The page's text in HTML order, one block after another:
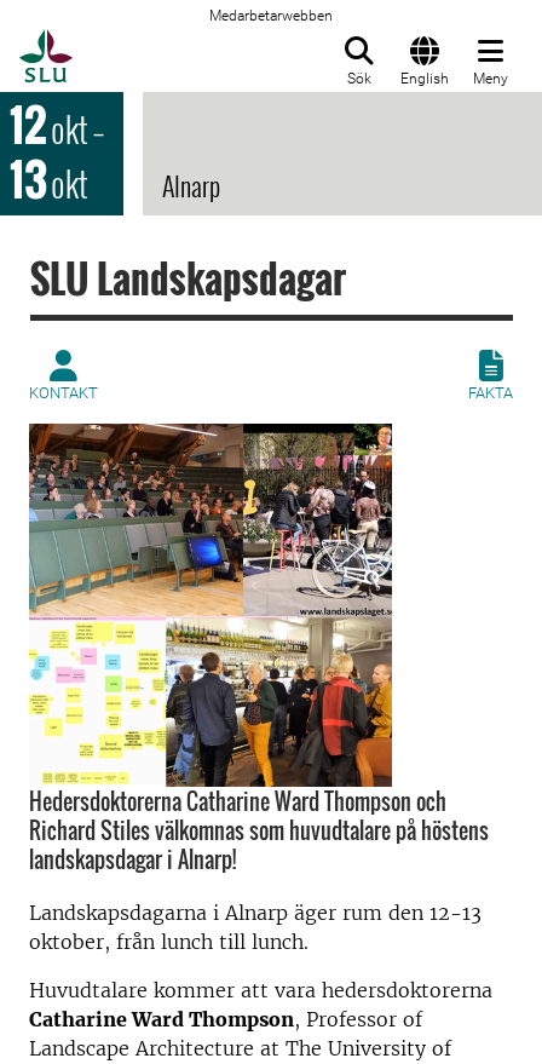
Medarbetarwebben
Sök English Meny
12okt–
13okt Alnarp
SLU Landskapsdagar
KONTAKT FAKTA
Hedersdoktorerna Catharine Ward Thompson och
Richard Stiles välkomnas som huvudtalare på höstens
landskapsdagar i Alnarp!
Landskapsdagarna i Alnarp äger rum den 12-13
oktober, från lunch till lunch.
Huvudtalare kommer att vara hedersdoktorerna
Catharine Ward Thompson, Professor of
Landscape Architecture at The University of